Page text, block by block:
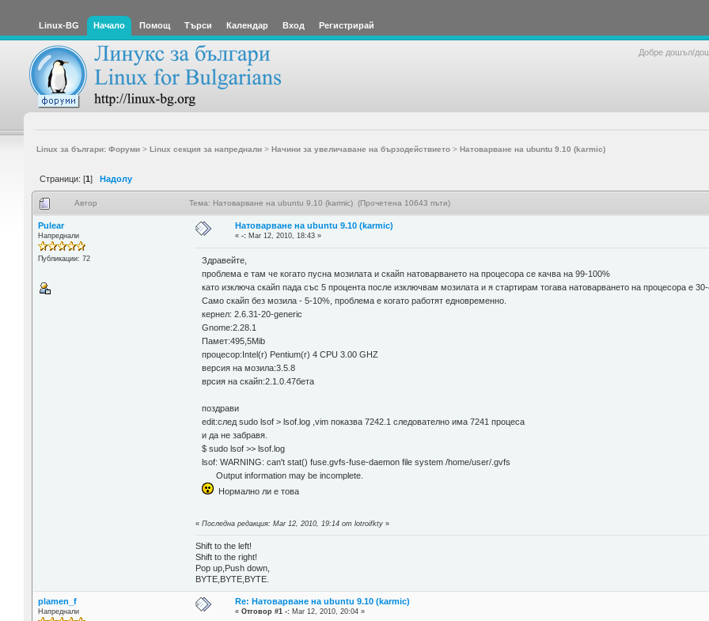
Linux-BG Начало Помощ Търси Календар Вход Регистрирай
Добре дошъл/
Linux за българи: Форуми> Linux секция за напреднали> Начини за увеличаване на бързодействието> Натоварване на ubuntu 9.10 (karmic)
Страници: [1] Надолу
Автор Тема: Натоварване на ubuntu 9.10 (karmic) (Прочетена 10643 пъти)
Pulear
Напреднали
Публикации: 72
Натоварване на ubuntu 9.10 (karmic)
«-: Mar 12, 2010, 18:43 »
Здравейте,
проблема е там че когато пусна мозилата и скайп натоварването на процесора се качва на 99-100%
като изключа скайп пада със 5 процента после изключвам мозилата и я стартирам тогава натоварването на процесора е
Само скайп без мозила - 5-10%, проблема е когато работят едновременно.
кернел: 2.6.31-20-generic
Gnome:2.28.1
Памет:495,5Mib
процесор:Intel(r) Pentium(r) 4 CPU 3.00 GHZ
версия на мозила:3.5.8
врсия на скайп:2.1.0.47бета
поздрави
edit:след sudo lsof > lsof.log ,vim показва 7242.1 следователно има 7241 процеса
и да не забравя.
$ sudo lsof >> lsof.log
lsof: WARNING: can't stat() fuse.gvfs-fuse-daemon file system /home/user/.gvfs
Output information may be incomplete.
Нормално ли е тoва
«Последна редакция: Mar 12, 2010, 19:14 от lotroifkty »
Shift to the left!
Shift to the right!
Pop up,Push down,
BYTE,BYTE,BYTE.
plamen_f
Напреднали
Re: Натоварване на ubuntu 9.10 (karmic)
«Отговор #1 -: Mar 12, 2010, 20:04 »